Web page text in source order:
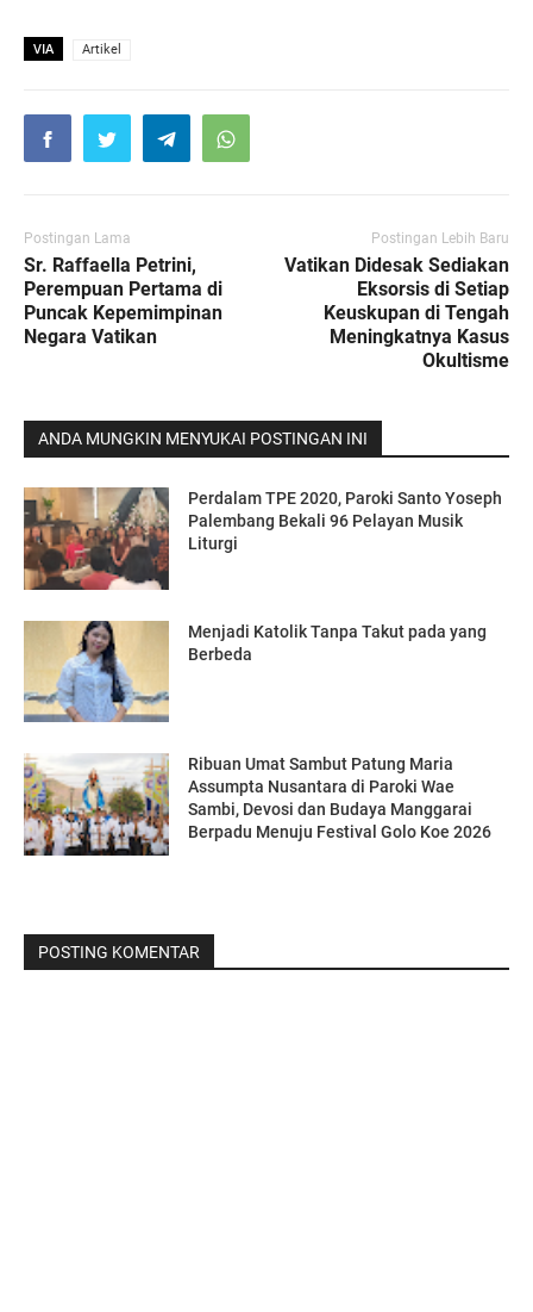
VIA Artikel
Postingan Lama
Sr. Raffaella Petrini,
Perempuan Pertama di
Puncak Kepemimpinan
Negara Vatikan
Postingan Lebih Baru
Vatikan Didesak Sediakan
Eksorsis di Setiap
Keuskupan di Tengah
Meningkatnya Kasus
Okultisme
ANDA MUNGKIN MENYUKAI POSTINGAN INI
Perdalam TPE 2020, Paroki Santo Yoseph
Palembang Bekali 96 Pelayan Musik
Liturgi
Menjadi Katolik Tanpa Takut pada yang
Berbeda
Ribuan Umat Sambut Patung Maria
Assumpta Nusantara di Paroki Wae
Sambi, Devosi dan Budaya Manggarai
Berpadu Menuju Festival Golo Koe 2026
POSTING KOMENTAR